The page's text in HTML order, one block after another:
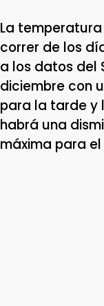
La
correr de los
a los datos del
diciembre con
para la tarde y
habrá una
máxima para